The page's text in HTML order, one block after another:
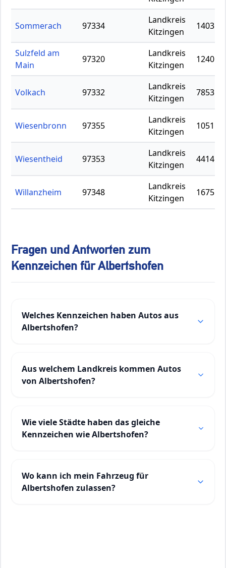
Sommerach 97334
Landkreis
Kitzingen
1403
Sulzfeld am
Main
97320
Landkreis
Kitzingen
1240
Volkach 97332
Landkreis
Kitzingen
7853
Wiesenbronn 97355
Landkreis
Kitzingen
1051
Wiesentheid 97353
Landkreis
Kitzingen
4414
Willanzheim 97348
Landkreis
Kitzingen
1675
Fragen und Antworten zum
Kennzeichen für Albertshofen
Welches Kennzeichen haben Autos aus
Albertshofen?
Aus welchem Landkreis kommen Autos
von Albertshofen?
Wie viele Städte haben das gleiche
Kennzeichen wie Albertshofen?
Wo kann ich mein Fahrzeug für
Albertshofen zulassen?